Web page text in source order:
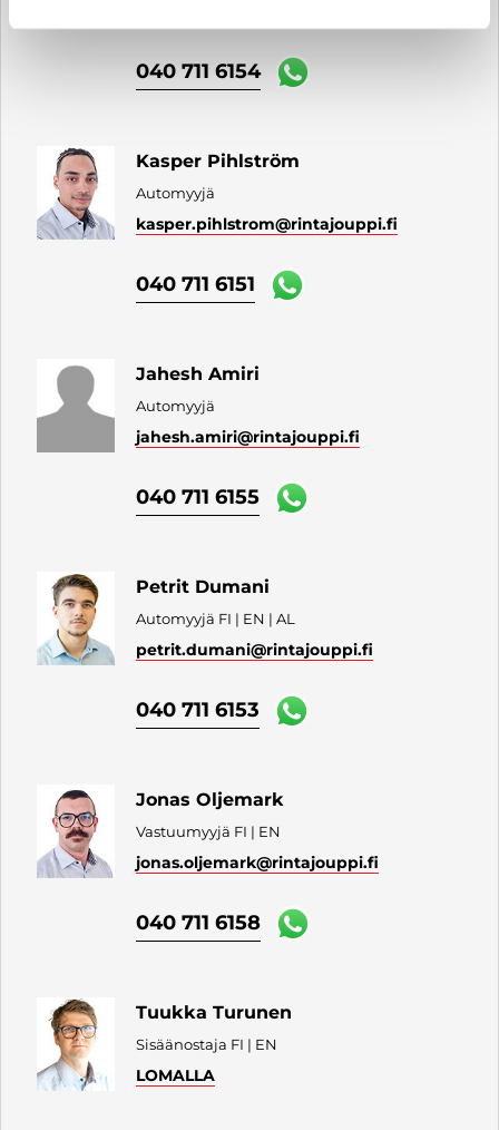
040 711 6154
Kasper Pihlström
Automyyjä
kasper.pihlstrom@rintajouppi.fi
040 711 6151
Jahesh Amiri
Automyyjä
jahesh.amiri@rintajouppi.fi
040 711 6155
Petrit Dumani
Automyyjä FI | EN | AL
petrit.dumani@rintajouppi.fi
040 711 6153
Jonas Oljemark
Vastuumyyjä FI | EN
jonas.oljemark@rintajouppi.fi
040 711 6158
Tuukka Turunen
Sisäänostaja FI | EN
LOMALLA